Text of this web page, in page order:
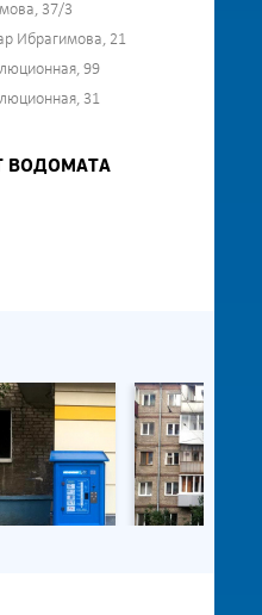
37/3
Ибрагимова, 21
99
31
ВОДОМАТА